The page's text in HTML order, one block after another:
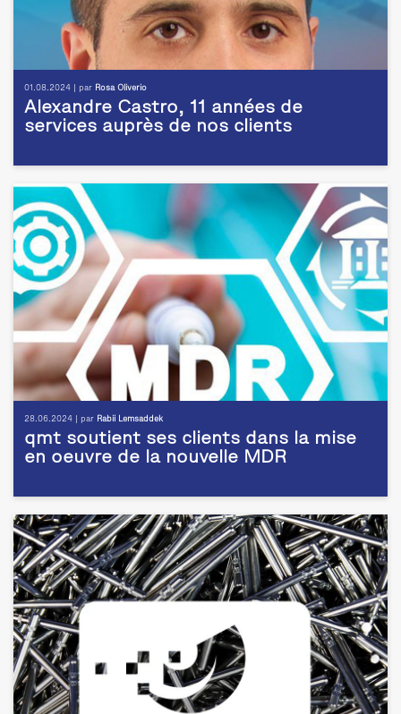
01.08.2024 | par Rosa Oliverio
Alexandre Castro, 11 années de
services auprès de nos clients
28.06.2024 | par Rabii Lemsaddek
qmt soutient ses clients dans la mise
en oeuvre de la nouvelle MDR